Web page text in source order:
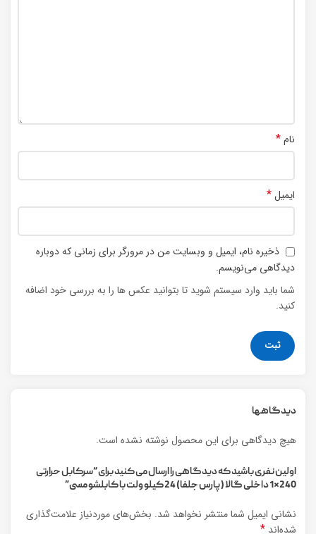
نام*
ایمیل*
ذخیره نام، ایمیل و وبسایت من در مرورگر برای زمانی که دوباره
دیدگاهی می‌نویسم.
شما باید وارد سیستم شوید تا بتوانید عکس ها را به بررسی خود اضافه
کنید.
دیدگاهها
هیچ دیدگاهی برای این محصول نوشته نشده است.
اولین نفری باشید که دیدگاهی را ارسال می کنید برای “سرکابل حرارتی
240*1 داخلی گالا (پارس جلفا) 24 کیلو ولت با کابلشو مسی”
نشانی ایمیل شما منتشر نخواهد شد. بخش‌های موردنیاز علامت‌گذاری
شده‌اند *